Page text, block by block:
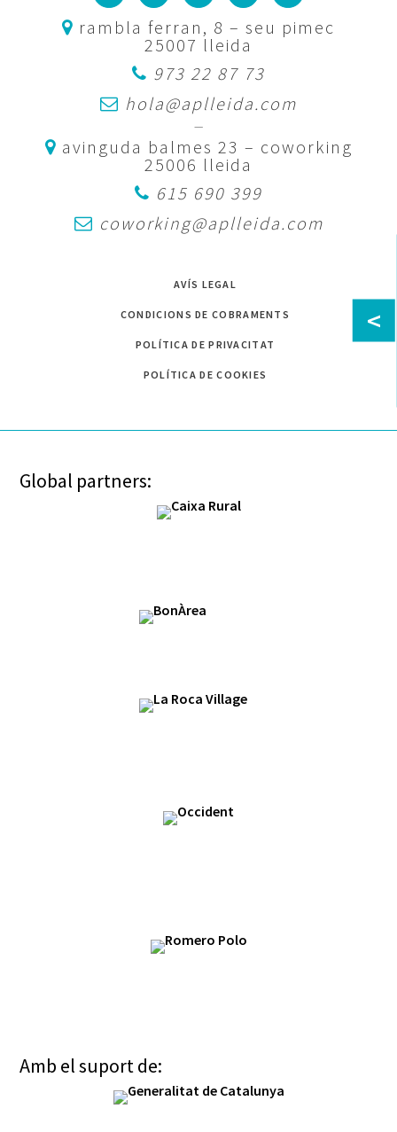
rambla ferran, 8 – seu pimec
25007 lleida
973 22 87 73
hola@aplleida.com
—
avinguda balmes 23 – coworking
25006 lleida
615 690 399
coworking@aplleida.com
AVÍS LEGAL
CONDICIONS DE COBRAMENTS
POLÍTICA DE PRIVACITAT
POLÍTICA DE COOKIES
Global partners:
Amb el suport de:
<